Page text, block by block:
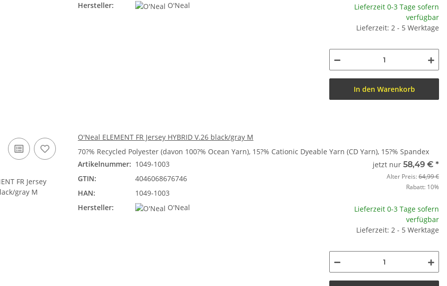
Hersteller:
O'Neal
Lieferzeit 0-3 Tage sofern
verfügbar
Lieferzeit: 2 - 5 Werktage
In den Warenkorb
O'Neal ELEMENT FR Jersey HYBRID V.26 black/gray M
70?% Recycled Polyester (davon 100?% Ocean Yarn), 15?% Cationic Dyeable Yarn (CD Yarn), 15?% Spandex
Artikelnummer: 1049-1003
GTIN:
4046068676746
HAN:
1049-1003
Hersteller:
O'Neal
jetzt nur 58,49 € *
Alter Preis:64,99 €
Rabatt: 10%
Lieferzeit 0-3 Tage sofern
verfügbar
Lieferzeit: 2 - 5 Werktage